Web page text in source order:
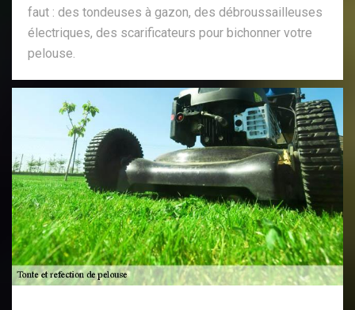
faut : des tondeuses à gazon, des débroussailleuses
électriques, des scarificateurs pour bichonner votre
pelouse.